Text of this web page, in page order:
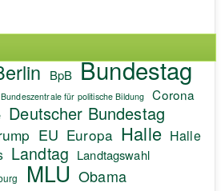
BpB Bundestag
Bundeszentrale für politische Bildung Corona
Deutscher Bundestag
EU Europa Halle Halle
Landtag Landtagswahl
MLU Obama